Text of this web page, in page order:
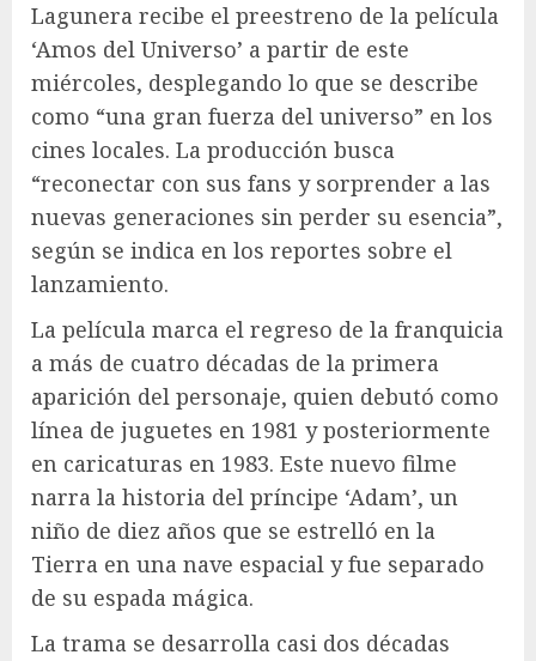
Lagunera recibe el preestreno de la película
‘Amos del Universo’ a partir de este
miércoles, desplegando lo que se describe
como “una gran fuerza del universo” en los
cines locales. La producción busca
“reconectar con sus fans y sorprender a las
nuevas generaciones sin perder su esencia”,
según se indica en los reportes sobre el
lanzamiento.
La película marca el regreso de la franquicia
a más de cuatro décadas de la primera
aparición del personaje, quien debutó como
línea de juguetes en 1981 y posteriormente
en caricaturas en 1983. Este nuevo filme
narra la historia del príncipe ‘Adam’, un
niño de diez años que se estrelló en la
Tierra en una nave espacial y fue separado
de su espada mágica.
La trama se desarrolla casi dos décadas